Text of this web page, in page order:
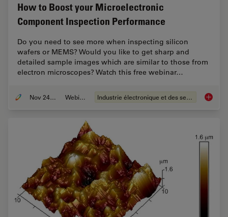
How to Boost your Microelectronic
Component Inspection Performance
Do you need to see more when inspecting silicon
wafers or MEMS? Would you like to get sharp and
detailed sample images which are similar to those from
electron microscopes? Watch this free webinar…
Nov 24, 2021 Webinaire Industrie électronique et des semi-conducteurs How to